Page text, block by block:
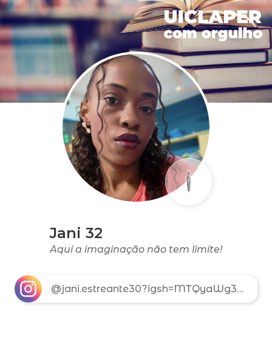
Jani 32
Aqui a imaginação não tem limite!
@jani.estreante30?igsh=MTQyaWg3ZGRiY3NqMQ==